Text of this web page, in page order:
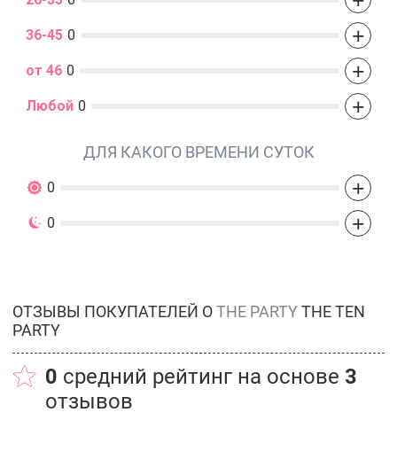
36-45 0 +
от 46 0 +
Любой 0 +
ДЛЯ КАКОГО ВРЕМЕНИ СУТОК
0 +
0 +
ОТЗЫВЫ ПОКУПАТЕЛЕЙ ОTHE PARTYTHE TEN
PARTY
0 средний рейтинг на основе 3
отзывов